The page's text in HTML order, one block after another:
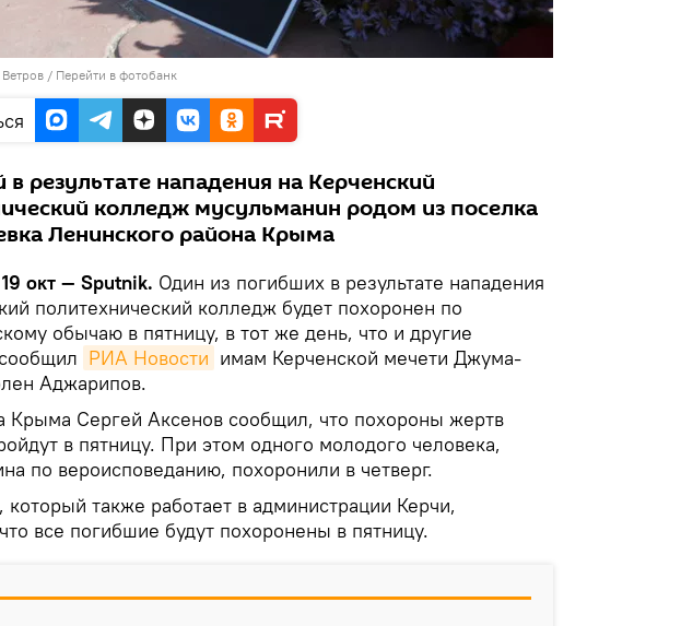
/ Перейти в фотобанк
результате нападения на Керченский
колледж мусульманин родом из поселка
Ленинского района Крыма
окт — Sputnik. Один из погибших в результате нападения
политехнический колледж будет похоронен по
обычаю в пятницу, в тот же день, что и другие
РИА Новости имам Керченской мечети Джума-
Аджарипов.
Крыма Сергей Аксенов сообщил, что похороны жертв
в пятницу. При этом одного молодого человека,
по вероисповеданию, похоронили в четверг.
также работает в администрации Керчи,
все погибшие будут похоронены в пятницу.